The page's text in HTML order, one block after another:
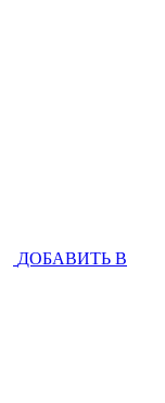
ДОБАВИТЬ В